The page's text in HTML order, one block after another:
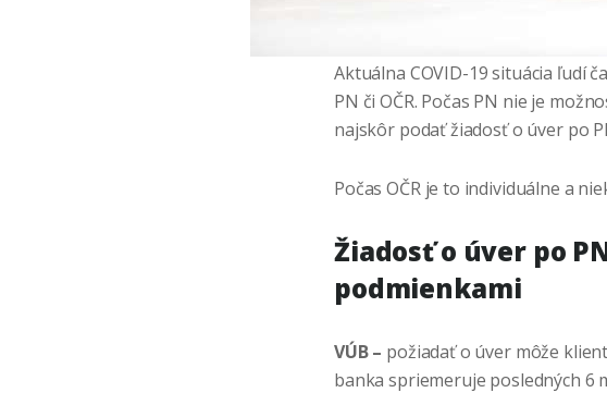
Aktuálna COVID-19 situácia ľudí
PN či OČR. Počas PN nie je
najskôr podať žiadosť o úver po
Počas OČR je to individuálne a
Žiadosť o úver po
podmienkami
VÚB – požiadať o úver môže
banka spriemeruje posledných 6